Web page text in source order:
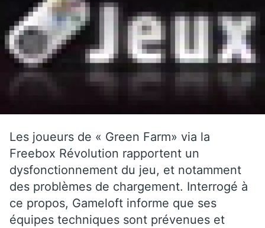
Les joueurs de « Green Farm» via la
Freebox Révolution rapportent un
dysfonctionnement du jeu, et notamment
des problèmes de chargement. Interrogé à
ce propos, Gameloft informe que ses
équipes techniques sont prévenues et